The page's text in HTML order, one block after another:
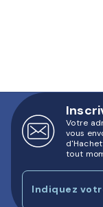
Votre
vous
tout
Indiquez